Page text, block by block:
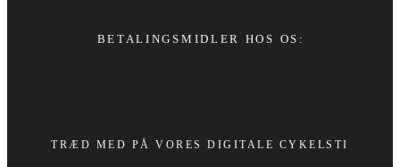
BETALINGSMIDLER HOS OS:
TRÆD MED PÅ VORES DIGITALE CYKELSTI